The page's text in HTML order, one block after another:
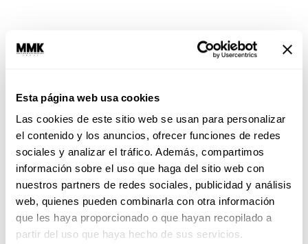
Esta página web usa cookies
Las cookies de este sitio web se usan para personalizar
el contenido y los anuncios, ofrecer funciones de redes
sociales y analizar el tráfico. Además, compartimos
información sobre el uso que haga del sitio web con
nuestros partners de redes sociales, publicidad y análisis
web, quienes pueden combinarla con otra información
que les haya proporcionado o que hayan recopilado a
partir del uso que haya hecho de sus servicios.
Chef(2014)
Food porn , buena música y un viaje por
carretera que huele a verano y quesadillas en